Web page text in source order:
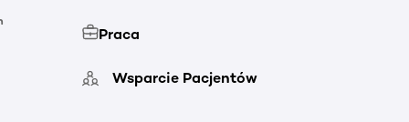
Praca
Wsparcie Pacjentów